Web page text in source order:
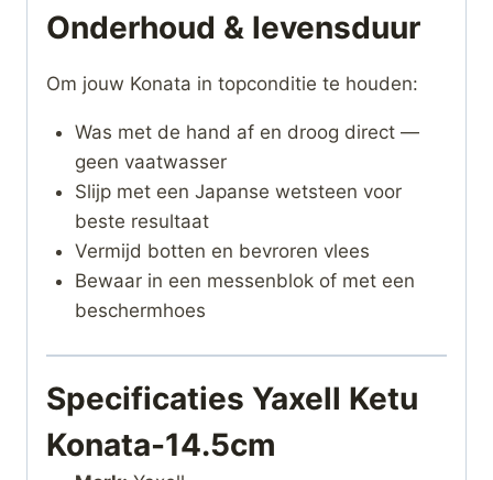
Onderhoud & levensduur
Om jouw Konata in topconditie te houden:
Was met de hand af en droog direct —
geen vaatwasser
Slijp met een Japanse wetsteen voor
beste resultaat
Vermijd botten en bevroren vlees
Bewaar in een messenblok of met een
beschermhoes
Specificaties Yaxell Ketu
Konata-14.5cm